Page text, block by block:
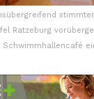
Ratzeburg
Schwimmhallencafé